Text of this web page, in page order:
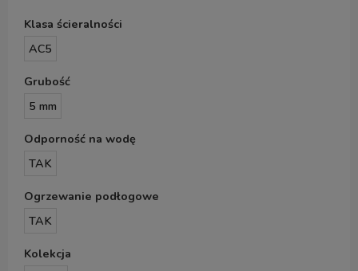
Klasa ścieralności
AC5
Grubość
5 mm
Odporność na wodę
TAK
Ogrzewanie podłogowe
TAK
Kolekcja